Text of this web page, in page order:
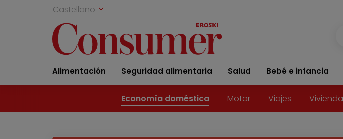
Castellano
Alimentación Seguridad alimentaria Salud Bebé e infancia
Economía doméstica Motor Viajes Vivienda